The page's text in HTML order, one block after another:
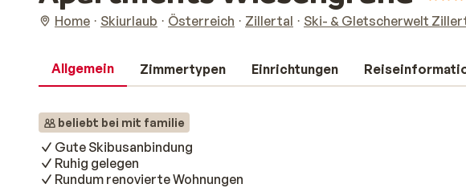
Home Skiurlaub Österreich Zillertal Ski- & Gletscherwelt
Allgemein Zimmertypen Einrichtungen
beliebt bei mit familie
Gute Skibusanbindung
Ruhig gelegen
Rundum renovierte Wohnungen